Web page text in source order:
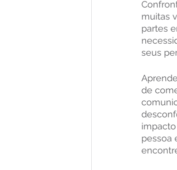
muitas
partes
seus
de
pessoa